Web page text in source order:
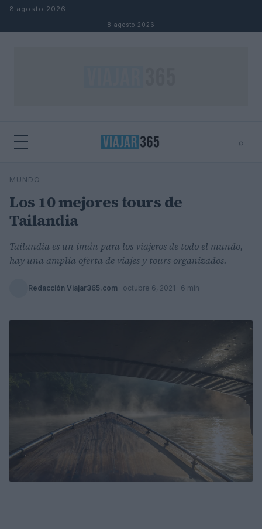
Saltar al contenido
8 agosto 2026
8 agosto 2026
⌕
Buscar
MUNDO
Los 10 mejores tours de
Tailandia
Tailandia es un imán para los viajeros de todo el mundo,
hay una amplia oferta de viajes y tours organizados.
Redacción Viajar365.com · octubre 6, 2021 · 6 min